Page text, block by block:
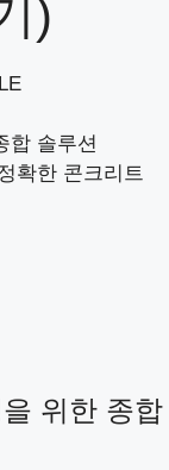
)
합 솔루션
확한 콘크리트
위한 종합